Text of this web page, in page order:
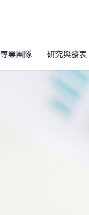
專業團隊 研究與發表